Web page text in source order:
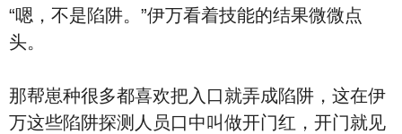
“嗯，不是陷阱。”伊万看着技能的结果微微点
头。
那帮崽种很多都喜欢把入口就弄成陷阱，这在伊
万这些陷阱探测人员口中叫做开门红，开门就见